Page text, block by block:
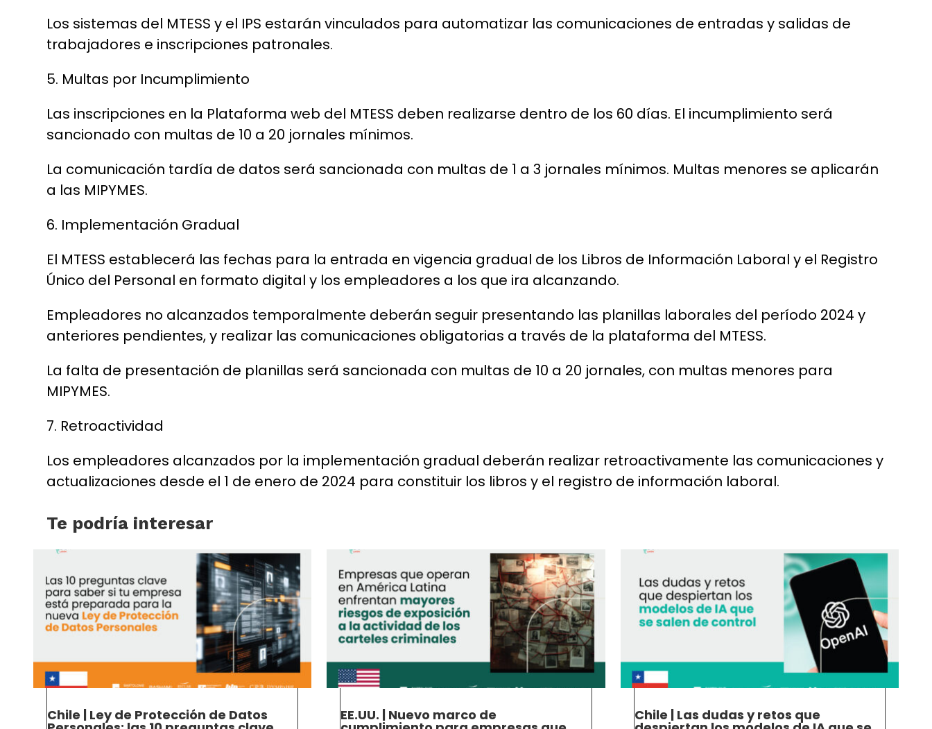
Los sistemas del MTESS y el IPS estarán vinculados para automatizar las comunicaciones de entradas y salidas de
trabajadores e inscripciones patronales.
5. Multas por Incumplimiento
Las inscripciones en la Plataforma web del MTESS deben realizarse dentro de los 60 días. El incumplimiento será
sancionado con multas de 10 a 20 jornales mínimos.
La comunicación tardía de datos será sancionada con multas de 1 a 3 jornales mínimos. Multas menores se aplicarán
a las MIPYMES.
6. Implementación Gradual
El MTESS establecerá las fechas para la entrada en vigencia gradual de los Libros de Información Laboral y el Registro
Único del Personal en formato digital y los empleadores a los que ira alcanzando.
Empleadores no alcanzados temporalmente deberán seguir presentando las planillas laborales del período 2024 y
anteriores pendientes, y realizar las comunicaciones obligatorias a través de la plataforma del MTESS.
La falta de presentación de planillas será sancionada con multas de 10 a 20 jornales, con multas menores para
MIPYMES.
7. Retroactividad
Los empleadores alcanzados por la implementación gradual deberán realizar retroactivamente las comunicaciones y
actualizaciones desde el 1 de enero de 2024 para constituir los libros y el registro de información laboral.
Te podría interesar
Chile | Ley de Protección de Datos EE.UU. | Nuevo marco de Chile | Las dudas y retos que